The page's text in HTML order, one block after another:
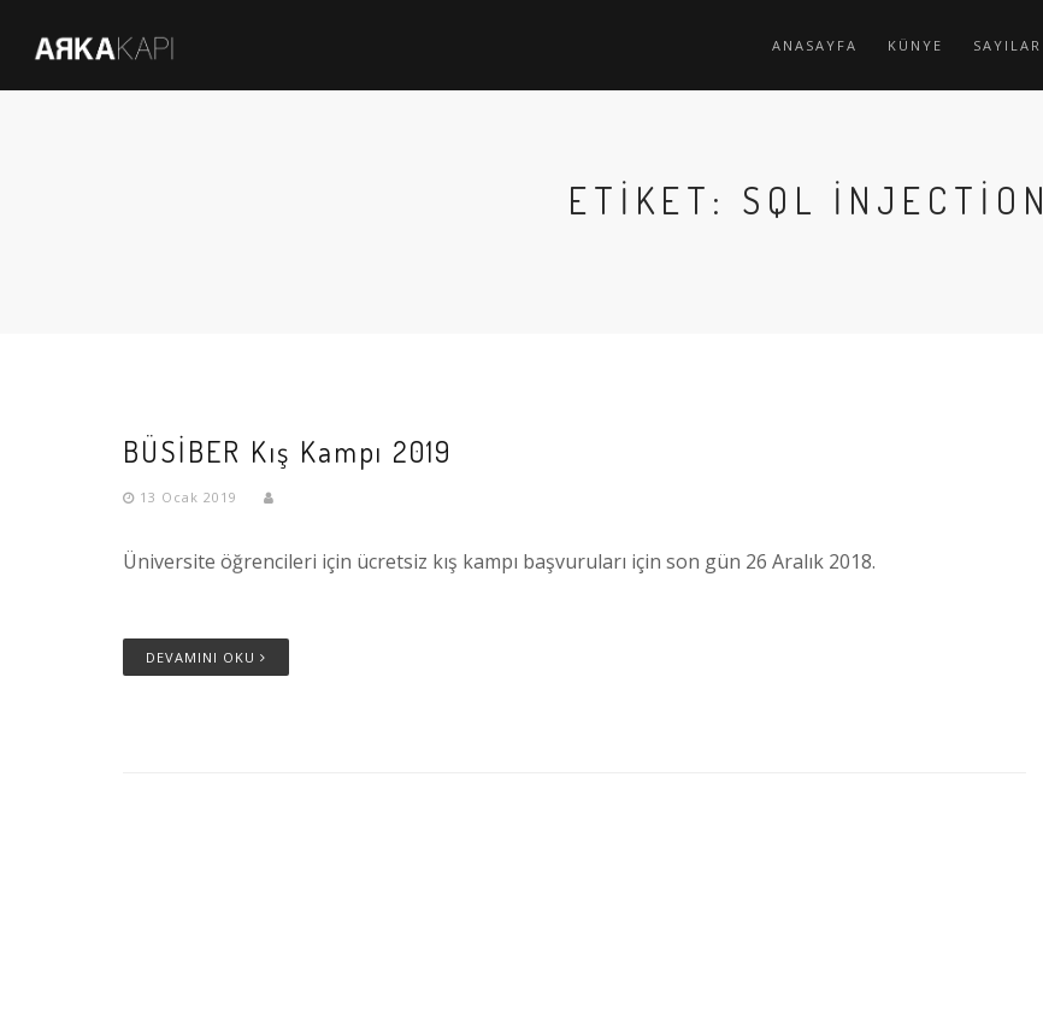
ANASAYFA KÜNYE SAYILAR
ETIKET: SQL INJECTION
BÜSİBER Kış Kampı 2019
13 Ocak 2019
Üniversite öğrencileri için ücretsiz kış kampı başvuruları için son gün 26 Aralık 2018.
DEVAMINI OKU